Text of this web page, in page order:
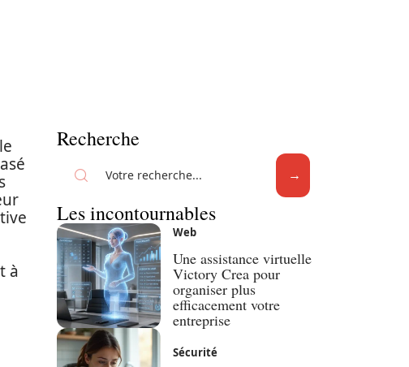
à
Recherche
Les incontournables
Web
Une assistance virtuelle
Victory Crea pour
organiser plus
efficacement votre
entreprise
Sécurité